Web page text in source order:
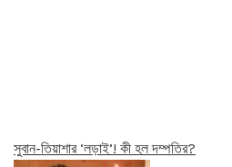
সুবান-তিয়াশার ‘লড়াই’! কী হল দম্পতির?